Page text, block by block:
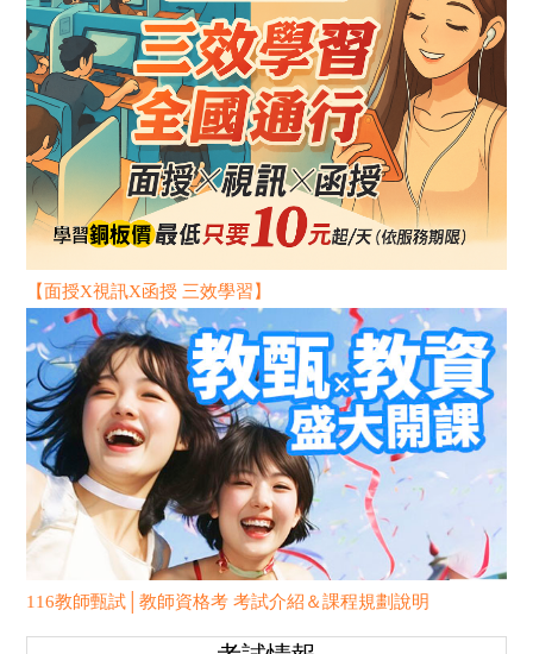
【面授X視訊X函授 三效學習】
116教師甄試│教師資格考 考試介紹＆課程規劃說明